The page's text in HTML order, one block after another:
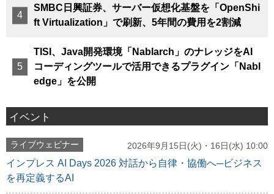
SMBC日興証券、サーバー仮想化基盤を「OpenShi
ft Virtualization」で刷新、5年間の費用を2割減
TISI、Java開発環境「Nablarch」のナレッジをAI
コーディングツールで活用できるプラグイン「Nabl
edge」を公開
イベント
ライブウェビナー 2026年9月15日(火)・16日(水) 10:00
インプレス AI Days 2026 対話から自律・協働へ─ビジネス
を再定義するAI